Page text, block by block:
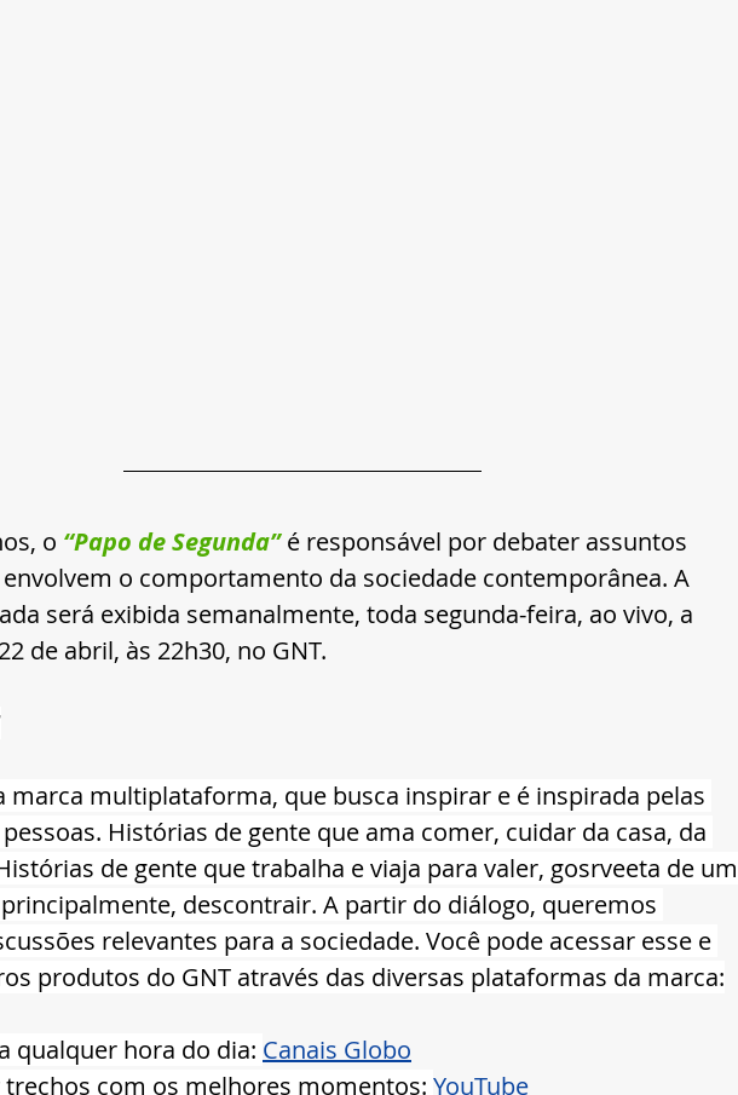
o “Papo de Segunda” é responsável por debater assuntos
o comportamento da sociedade contemporânea. A
será exibida semanalmente, toda segunda-feira, ao vivo, a
de abril, às 22h30, no GNT.
marca multiplataforma, que busca inspirar e é inspirada pelas
Histórias de gente que ama comer, cuidar da casa, da
de gente que trabalha e viaja para valer, gosrveeta de um
descontrair. A partir do diálogo, queremos
relevantes para a sociedade. Você pode acessar esse e
produtos do GNT através das diversas plataformas da marca:
qualquer hora do dia: Canais Globo
trechos com os melhores momentos: YouTube